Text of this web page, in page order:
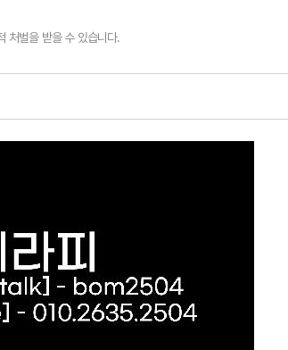
처벌을 받을 수 있습니다.